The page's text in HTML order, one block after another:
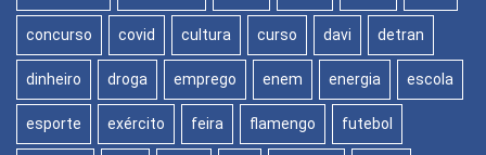
concurso covid cultura curso davi detran
dinheiro droga emprego enem energia escola
esporte exército feira flamengo futebol